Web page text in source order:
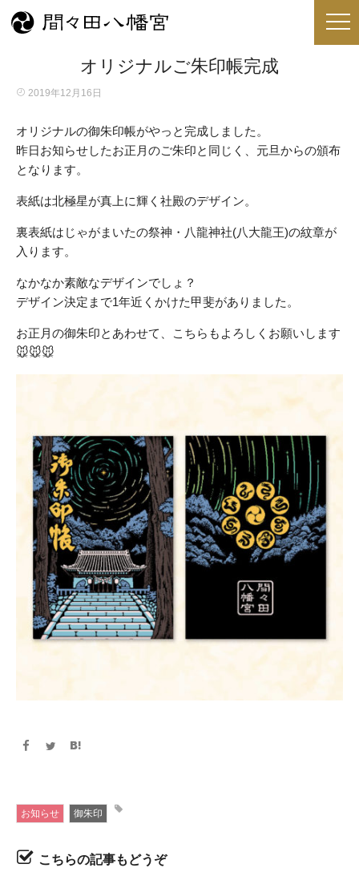
オリジナルご朱印帳完成
2019年12月16日
オリジナルの御朱印帳がやっと完成しました。
昨日お知らせしたお正月のご朱印と同じく、元旦からの頒布
となります。
表紙は北極星が真上に輝く社殿のデザイン。
裏表紙はじゃがまいたの祭神・八龍神社(八大龍王)の紋章が
入ります。
なかなか素敵なデザインでしょ？
デザイン決定まで1年近くかけた甲斐がありました。
お正月の御朱印とあわせて、こちらもよろしくお願いします
🐭🐭🐭
お知らせ 御朱印
こちらの記事もどうぞ